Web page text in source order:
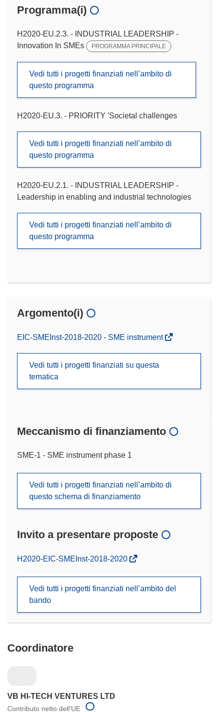
Programma(i)
H2020-EU.2.3. - INDUSTRIAL LEADERSHIP -
Innovation In SMEs
PROGRAMMA PRINCIPALE
Vedi tutti i progetti finanziati nell’ambito di
questo programma
H2020-EU.3. - PRIORITY 'Societal challenges
Vedi tutti i progetti finanziati nell’ambito di
questo programma
H2020-EU.2.1. - INDUSTRIAL LEADERSHIP -
Leadership in enabling and industrial technologies
Vedi tutti i progetti finanziati nell’ambito di
questo programma
Argomento(i)
EIC-SMEInst-2018-2020 - SME instrument
Vedi tutti i progetti finanziati su questa
tematica
Meccanismo di finanziamento
SME-1 - SME instrument phase 1
Vedi tutti i progetti finanziati nell’ambito di
questo schema di finanziamento
Invito a presentare proposte
(si
nuova
H2020-EIC-SMEInst-2018-2020
Vedi tutti i progetti finanziati nell’ambito del
bando
Coordinatore
VB HI-TECH VENTURES LTD
Contributo netto dell'UE